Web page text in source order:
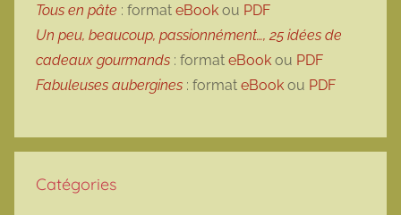
Tous en pâte : format eBook ou PDF
Un peu, beaucoup, passionnément…, 25 idées de
cadeaux gourmands : format eBook ou PDF
Fabuleuses aubergines : format eBook ou PDF
Catégories